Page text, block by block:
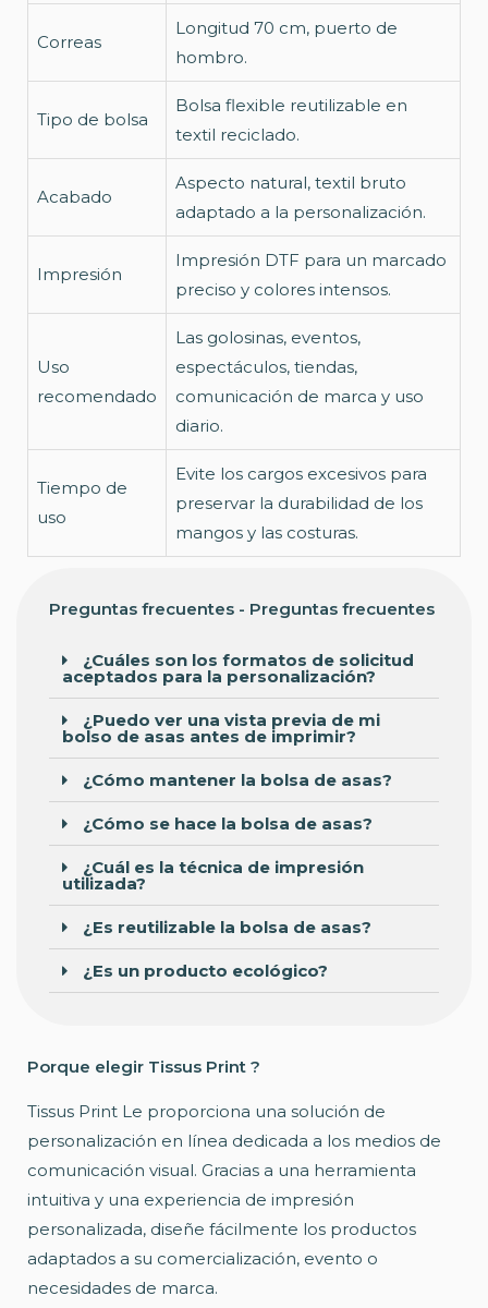
Correas
Longitud 70 cm, puerto de
hombro.
Tipo de bolsa
Bolsa flexible reutilizable en
textil reciclado.
Acabado
Aspecto natural, textil bruto
adaptado a la personalización.
Impresión
Impresión DTF para un marcado
preciso y colores intensos.
Uso
recomendado
Las golosinas, eventos,
espectáculos, tiendas,
comunicación de marca y uso
diario.
Tiempo de
uso
Evite los cargos excesivos para
preservar la durabilidad de los
mangos y las costuras.
Preguntas frecuentes - Preguntas frecuentes
¿Cuáles son los formatos de solicitud
aceptados para la personalización?
¿Puedo ver una vista previa de mi
bolso de asas antes de imprimir?
¿Cómo mantener la bolsa de asas?
¿Cómo se hace la bolsa de asas?
¿Cuál es la técnica de impresión
utilizada?
¿Es reutilizable la bolsa de asas?
¿Es un producto ecológico?
Porque elegir Tissus Print ?
Tissus Print Le proporciona una solución de
personalización en línea dedicada a los medios de
comunicación visual. Gracias a una herramienta
intuitiva y una experiencia de impresión
personalizada, diseñe fácilmente los productos
adaptados a su comercialización, evento o
necesidades de marca.